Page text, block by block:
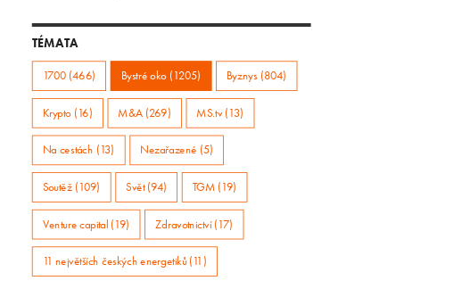
TÉMATA
1700 (466) Bystré oko (1205) Byznys (804)
Krypto (16) M&A (269) MS.tv (13)
Na cestách (13) Nezařazené (5)
Soutěž (109) Svět (94) TGM (19)
Venture capital (19) Zdravotnictví (17)
11 největších českých energetiků (11)